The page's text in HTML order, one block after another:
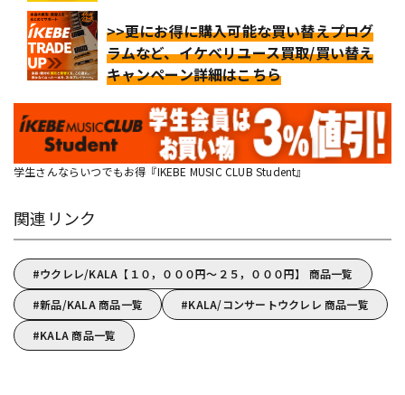
>>更にお得に購入可能な買い替えプログ
ラムなど、イケベリユース買取/買い替え
キャンペーン詳細はこちら
学生さんならいつでもお得『IKEBE MUSIC CLUB Student』
関連リンク
ウクレレ/KALA【１０，０００円～２５，０００円】 商品一覧
新品/KALA 商品一覧
KALA/コンサートウクレレ 商品一覧
KALA 商品一覧